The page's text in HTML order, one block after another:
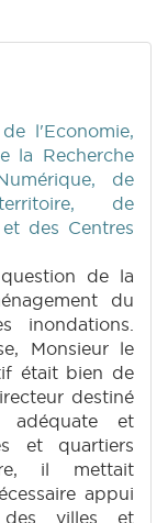
l'Economie,
la Recherche
de
de
des Centres
de la
du
inondations.
Monsieur le
était bien de
destiné
adéquate et
et quartiers
il mettait
appui
des villes et